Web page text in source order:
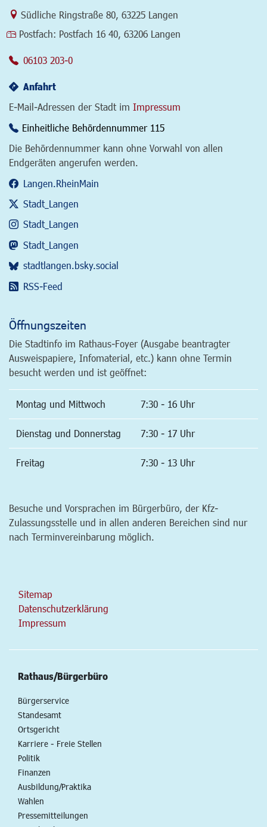
Link zur Google-Maps Navigation
Südliche Ringstraße 80, 63225 Langen
Postfach: Postfach 16 40, 63206 Langen
06103 203-0
Anfahrt
E-Mail-Adressen der Stadt im Impressum
Einheitliche Behördennummer 115
Die Behördennummer kann ohne Vorwahl von allen
Endgeräten angerufen werden.
Langen.RheinMain
Stadt_Langen
Stadt_Langen
Stadt_Langen
stadtlangen.bsky.social
RSS-Feed
Öffnungszeiten
Die Stadtinfo im Rathaus-Foyer (Ausgabe beantragter
Ausweispapiere, Infomaterial, etc.) kann ohne Termin
besucht werden und ist geöffnet:
Montag und Mittwoch 7:30 - 16 Uhr
Dienstag und Donnerstag 7:30 - 17 Uhr
Freitag 7:30 - 13 Uhr
Besuche und Vorsprachen im Bürgerbüro, der Kfz-
Zulassungsstelle und in allen anderen Bereichen sind nur
nach Terminvereinbarung möglich.
Sitemap
Datenschutzerklärung
Impressum
Rathaus/Bürgerbüro
Bürgerservice
Standesamt
Ortsgericht
Karriere - Freie Stellen
Politik
Finanzen
Ausbildung/Praktika
Wahlen
Pressemitteilungen